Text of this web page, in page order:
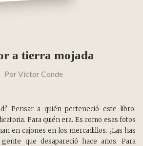
a tierra mojada
PorVíctor Conde
Pensar a quién perteneció este libro.
Para quién era. Es como esas fotos
en cajones en los mercadillos. ¿Las has
que desapareció hace años. Para